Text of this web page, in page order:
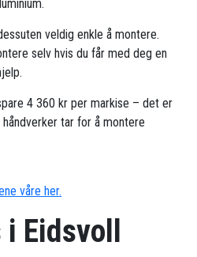
veldig enkle å montere.
selv hvis du får med deg en
4 360 kr per markise – det er
tar for å montere
våre her.
Eidsvoll